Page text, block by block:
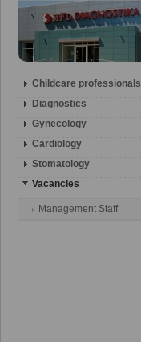
Childcare professionals
Diagnostics
Gynecology
Cardiology
Stomatology
Vacancies
Management Staff